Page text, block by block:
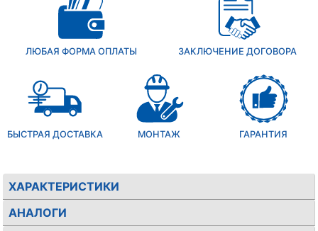
ЛЮБАЯ ФОРМА ОПЛАТЫ ЗАКЛЮЧЕНИЕ ДОГОВОРА
БЫСТРАЯ ДОСТАВКА МОНТАЖ ГАРАНТИЯ
ХАРАКТЕРИСТИКИ
АНАЛОГИ